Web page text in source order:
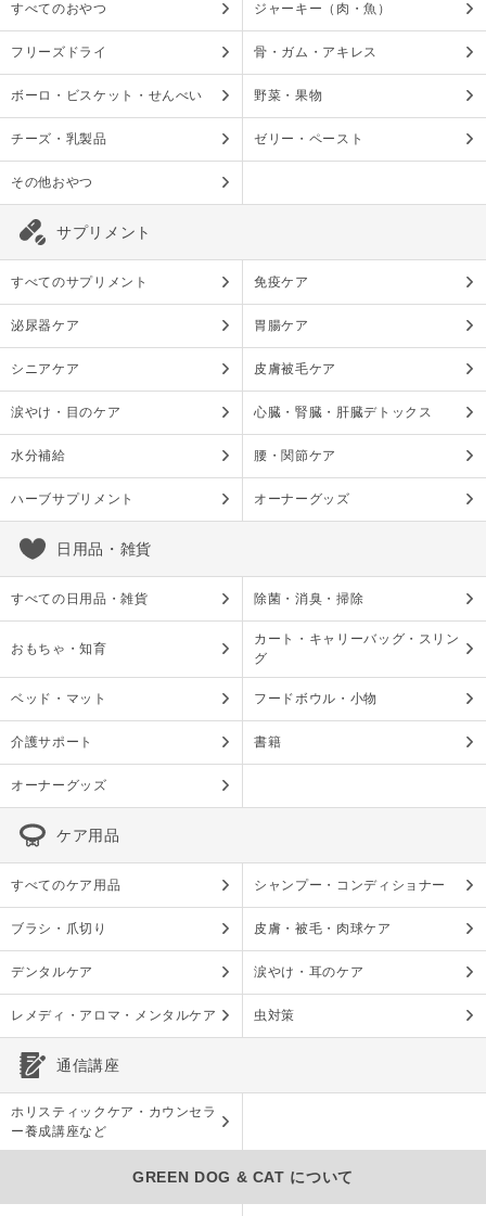
すべてのおやつ ジャーキー（肉・魚）
フリーズドライ 骨・ガム・アキレス
ボーロ・ビスケット・せんべい 野菜・果物
チーズ・乳製品 ゼリー・ペースト
その他おやつ
サプリメント
すべてのサプリメント 免疫ケア
泌尿器ケア 胃腸ケア
シニアケア 皮膚被毛ケア
涙やけ・目のケア 心臓・腎臓・肝臓デトックス
水分補給 腰・関節ケア
ハーブサプリメント オーナーグッズ
日用品・雑貨
すべての日用品・雑貨 除菌・消臭・掃除
おもちゃ・知育
カート・キャリーバッグ・スリン
グ
ベッド・マット フードボウル・小物
介護サポート 書籍
オーナーグッズ
ケア用品
すべてのケア用品 シャンプー・コンディショナー
ブラシ・爪切り 皮膚・被毛・肉球ケア
デンタルケア 涙やけ・耳のケア
レメディ・アロマ・メンタルケア 虫対策
通信講座
ホリスティックケア・カウンセラ
ー養成講座など
GREEN DOG & CAT について